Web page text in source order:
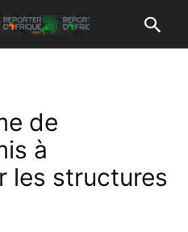
de
à
les structures